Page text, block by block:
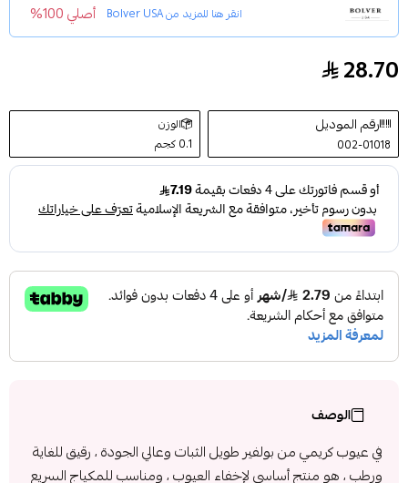
انقر هنا للمزيد منBolver USA أصلي 100%
خافي عيوب كريمي C1 من بوليفر 6مل
28.70
رقم الموديل
002-01018
الوزن
0.1 كجم
الوصف
في عيوب كريمي من بولفير طويل الثبات وعالي الجودة ، رقيق للغاية
ورطب ، هو منتج أساسي لإخفاء العيوب ، ومناسب للمكياج السريع